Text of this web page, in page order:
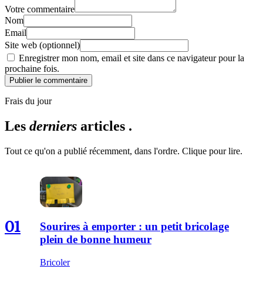
Votre commentaire
Nom
Email
Site web (optionnel)
Enregistrer mon nom, email et site dans ce navigateur pour la
prochaine fois.
Publier le commentaire
Frais du jour
Les derniers articles .
Tout ce qu'on a publié récemment, dans l'ordre. Clique pour lire.
01
Sourires à emporter : un petit bricolage
plein de bonne humeur
Bricoler